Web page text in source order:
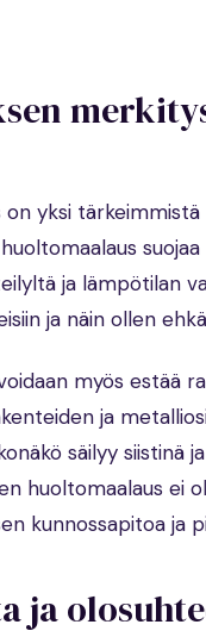
on yksi
ja lämpötilan
ja näin ollen
myös estää
ja
säilyy siistinä
huoltomaalaus ei
kunnossapitoa ja
ja